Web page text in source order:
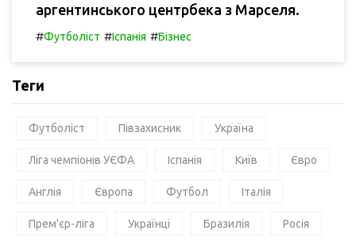
аргентинського центрбека з Марселя.
#Футболіст #Іспанія #Бізнес
Теги
Футболіст Півзахисник Україна
Ліга чемпіонів УЄФА Іспанія Київ Євро
Англія Європа Футбол Італія
Прем'єр-ліга Українці Бразилія Росія